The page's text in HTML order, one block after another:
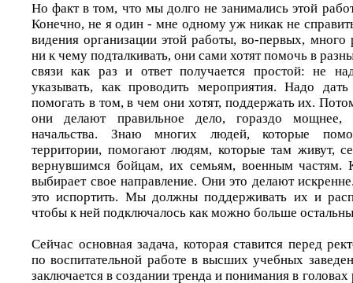
Но факт в том, что мы долго не занимались этой
Конечно, не я один - мне одному уж никак не
видения организации этой работы, во-первых, много
ни к чему подталкивать, они сами хотят помочь в
связи как раз и ответ получается простой: не
указывать, как проводить мероприятия. Надо
помогать в том, в чем они хотят, поддержать их.
они делают правильное дело, гораздо
начальства. Знаю многих людей, которые
территории, помогают людям, которые там живут,
вернувшимся бойцам, их семьям, военным частям.
выбирает свое направление. Они это делают
это испортить. Мы должны поддерживать их и
чтобы к ней подключалось как можно больше
Сейчас основная задача, которая ставится перед
по воспитательной работе в высших учебных
заключается в создании тренда и понимания в головах